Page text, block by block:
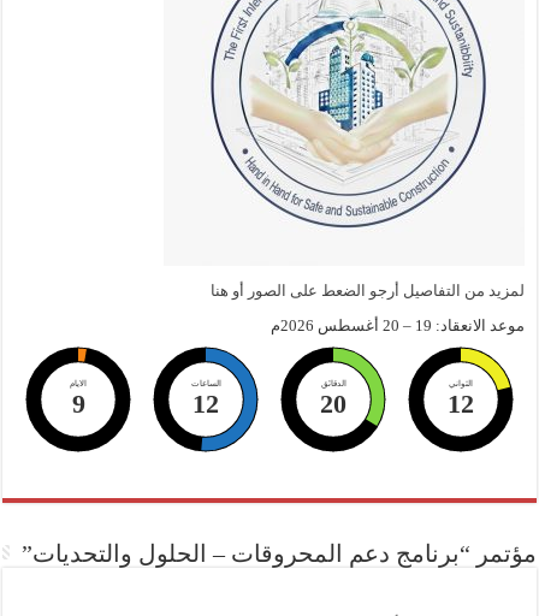
لمزيد من التفاصيل أرجو الضعط على الصور أو هنا
موعد الانعقاد: 19 – 20 أغسطس 2026م
الايام
9
الساعات
12
الدقائق
20
الثواني
11
مؤتمر “برنامج دعم المحروقات – الحلول والتحديات”